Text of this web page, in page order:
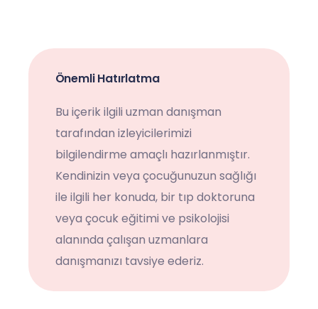
Önemli Hatırlatma
Bu içerik ilgili uzman danışman
tarafından izleyicilerimizi
bilgilendirme amaçlı hazırlanmıştır.
Kendinizin veya çocuğunuzun sağlığı
ile ilgili her konuda, bir tıp doktoruna
veya çocuk eğitimi ve psikolojisi
alanında çalışan uzmanlara
danışmanızı tavsiye ederiz.